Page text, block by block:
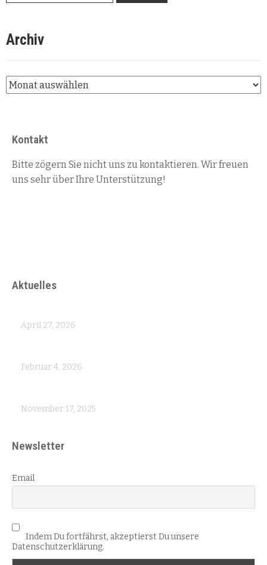
Archiv
Kontakt
Bitte zögern Sie nicht uns zu kontaktieren. Wir freuen
uns sehr über Ihre Unterstützung!
Aktuelles
April 27, 2026
Februar 4, 2026
November 17, 2025
Newsletter
Email
Indem Du fortfährst, akzeptierst Du unsere
Datenschutzerklärung.